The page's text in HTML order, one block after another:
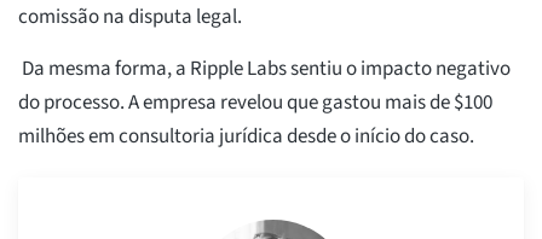
comissão na disputa legal.
Da mesma forma, a Ripple Labs sentiu o impacto negativo
do processo. A empresa revelou que gastou mais de $100
milhões em consultoria jurídica desde o início do caso.